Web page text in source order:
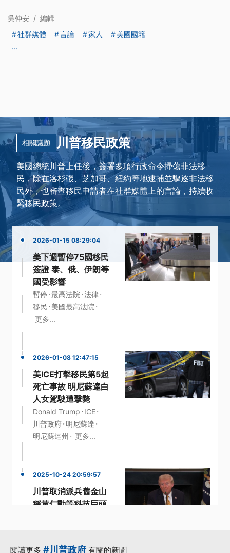
吳仲安 / 編輯
社群媒體
言論 家人
美國國籍
...
相關議題 川普移民政策
美國總統川普上任後，簽署多項行政命令掃蕩非法移
民，除在洛杉磯、芝加哥、紐約等地逮捕並驅逐非法移
民外，也審查移民申請者在社群媒體上的言論，持續收
緊移民政策。
2026-01-15 08:29:04
美下週暫停75國移民
簽證 泰、俄、伊朗等
國受影響
暫停·最高法院 ·法律·
移民 · 美國最高法院 ·
更多...
2026-01-08 12:47:15
美ICE打擊移民第5起
死亡事故 明尼蘇達白
人女駕駛遭擊斃
Donald Trump · ICE·
川普政府· 明尼蘇達 ·
明尼蘇達州 · 更多...
2025-10-24 20:59:57
川普取消派兵舊金山
稱黃仁勳等科技巨頭
閱讀更多 #川普政府 有關的新聞